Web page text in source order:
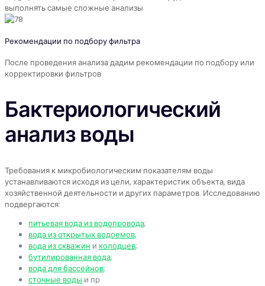
выполнять самые сложные анализы
Рекомендации по подбору фильтра
После проведения анализа дадим рекомендации по подбору или
корректировки фильтров
Бактериологический
анализ воды
Требования к микробиологическим показателям воды
устанавливаются исходя из цели, характеристик объекта, вида
хозяйственной деятельности и других параметров. Исследованию
подвергаются:
питьевая вода из водопровода;
вода из открытых водоемов;
вода из скважин и колодцев;
бутилированная вода;
вода для бассейнов;
сточные воды и пр.